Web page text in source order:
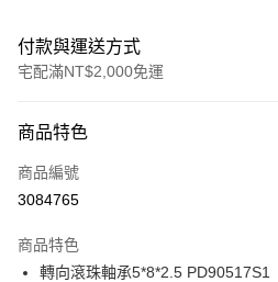
付款與運送方式
宅配滿NT$2,000免運
信用卡一次付款
LINE Pay
街口支付
商品特色
商品編號
3084765
商品特色
轉向滾珠軸承5*8*2.5 PD90517S1